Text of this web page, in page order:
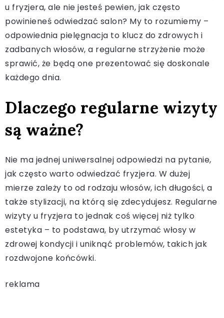
u fryzjera, ale nie jesteś pewien, jak często
powinieneś odwiedzać salon? My to rozumiemy –
odpowiednia pielęgnacja to klucz do zdrowych i
zadbanych włosów, a regularne strzyżenie może
sprawić, że będą one prezentować się doskonale
każdego dnia.
Dlaczego regularne wizyty
są ważne?
Nie ma jednej uniwersalnej odpowiedzi na pytanie,
jak często warto odwiedzać fryzjera. W dużej
mierze zależy to od rodzaju włosów, ich długości, a
także stylizacji, na którą się zdecydujesz. Regularne
wizyty u fryzjera to jednak coś więcej niż tylko
estetyka – to podstawa, by utrzymać włosy w
zdrowej kondycji i uniknąć problemów, takich jak
rozdwojone końcówki.
reklama